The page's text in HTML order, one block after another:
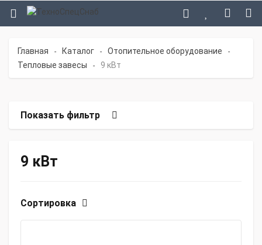
Главная - Каталог - Отопительное оборудование -
Тепловые завесы - 9 кВт
Показать фильтр
9 кВт
Сортировка